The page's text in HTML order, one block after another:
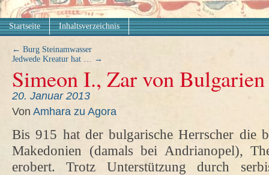
Startseite Inhaltsverzeichnis
← Burg Steinamwasser
Jedwede Kreatur hat … →
Simeon I., Zar von
20. Januar 2013
Von Amhara zu Agora
Bis 915 hat der bulgarische Herrscher die
Makedonien (damals bei Andrianopel),
erobert. Trotz Unterstützung durch